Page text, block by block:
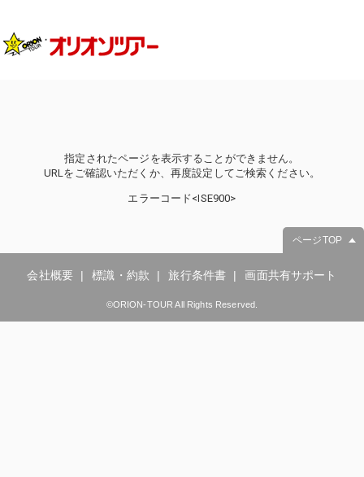
指定されたページを表示することができません。
URLをご確認いただくか、再度設定してご検索ください。
エラーコード<ISE900>
ページTOP
会社概要 標識・約款 旅行条件書 画面共有サポート
©ORION-TOUR All Rights Reserved.